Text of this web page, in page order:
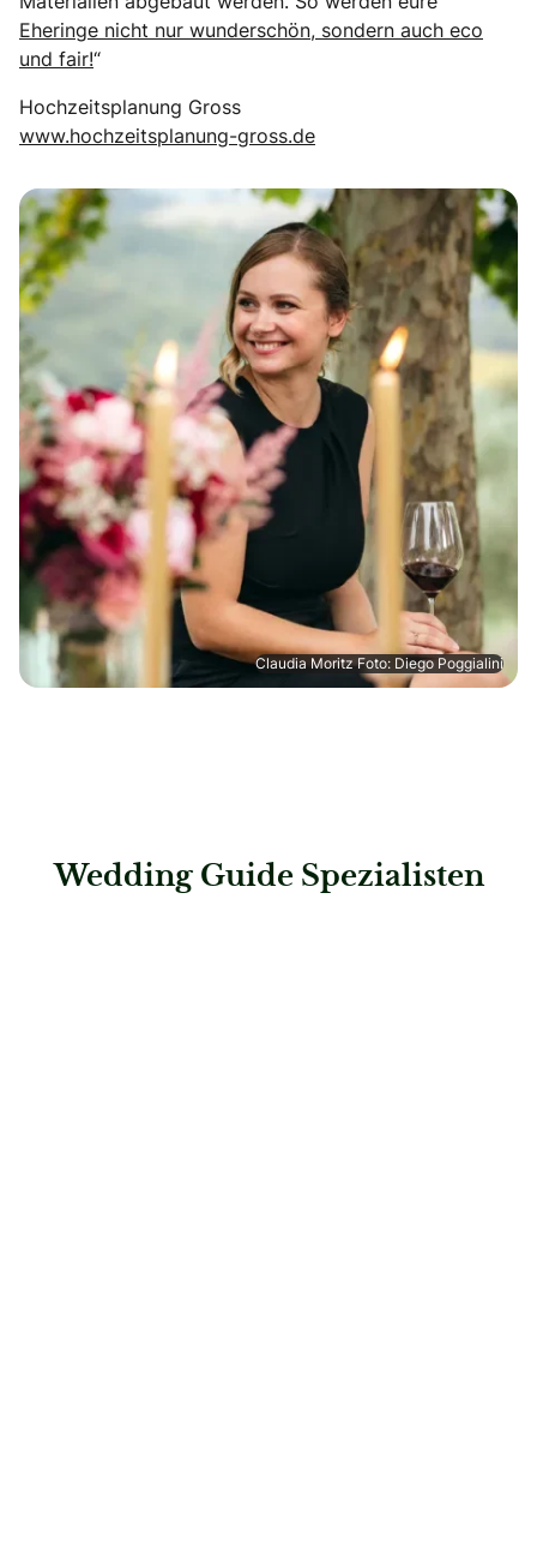
Eheringe nicht nur wunderschön, sondern auch eco
und fair!“
Hochzeitsplanung Gross
www.hochzeitsplanung-gross.de
Claudia Moritz Foto: Diego Poggialini
Wedding Guide Spezialisten